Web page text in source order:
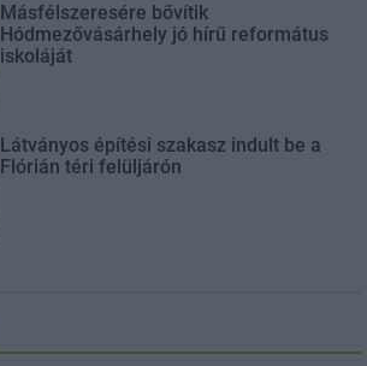
Másfélszeresére bővítik
Hódmezővásárhely jó hírű református
iskoláját
Látványos építési szakasz indult be a
Flórián téri felüljárón